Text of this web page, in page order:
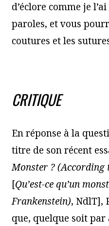
d’éclore comme je
paroles, et vous
coutures et les
CRITIQUE
En réponse à la
titre de son récent
Monster ? (According
[Qu’est-ce qu’un
Frankenstein), NdlT],
que, quelque soit